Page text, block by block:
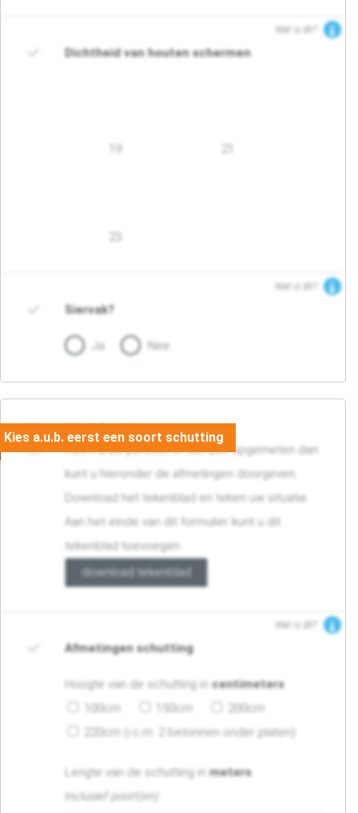
Wat is dit?
Dichtheid van houten schermen
Wat is dit?
Siervak?
Ja Nee
04. Afmetingen
Heeft u uw perceel of tuin zelf opgemeten dan
kunt u hieronder de afmetingen doorgeven.
Download het tekenblad en teken uw situatie.
Aan het einde van dit formulier kunt u dit
tekenblad toevoegen
download tekenblad
Wat is dit?
Afmetingen schutting
Hoogte van de schutting incentimeters
100cm
150cm
200cm
220cm (i.c.m. 2 betonnen onder platen)
Lengte van de schutting inmeters
Inclusief poort(en)